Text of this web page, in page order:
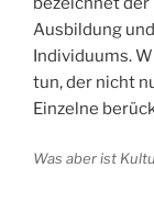
Ausbildung
Individuums.
tun, der nicht
Einzelne
Was aber ist